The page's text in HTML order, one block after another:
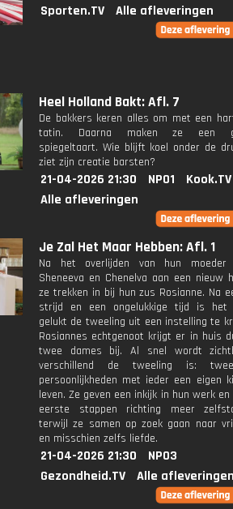
Sporten.TV
Alle afleveringen
Heel Holland Bakt: Afl. 7
De bakkers keren alles om met een
tatin. Daarna maken ze een
spiegeltaart. Wie blijft koel onder de
ziet zijn creatie barsten?
21-04-2026 21:30 NPO1
Kook.TV
Alle afleveringen
Je Zal Het Maar Hebben: Afl. 1
Na het overlijden van hun moeder
Sheneeva en Chenelva aan een nieuw
ze trekken in bij hun zus Rosianne. Na
strijd en een ongelukkige tijd is het
gelukt de tweeling uit een instelling te
Rosiannes echtgenoot krijgt er in huis
twee dames bij. Al snel wordt
verschillend de tweeling is:
persoonlijkheden met ieder een eigen
leven. Ze geven een inkijk in hun werk
eerste stappen richting meer
terwijl ze samen op zoek gaan naar
en misschien zelfs liefde.
21-04-2026 21:30
NPO3
Gezondheid.TV
Alle